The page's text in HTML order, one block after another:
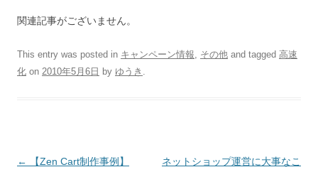
関連記事がございません。
This entry was posted in キャンペーン情報, その他 and tagged 高速
化 on 2010年5月6日 by ゆうき .
Post
←
【Zen Cart制作事例】
ネットショップ運営に大事なこ